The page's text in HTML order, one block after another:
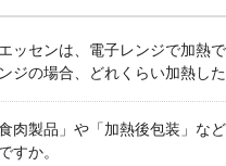
ッセンは、電子レンジで加熱
ジの場合、どれくらい加熱した
食肉製品」や「加熱後包装」な
すか。